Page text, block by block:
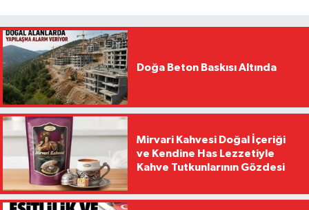
Doğa Beton Baskısı Altında
Mirvari Kahvesi Doğal İçeriği
ve Kendine Has Lezzetiyle
Kahve Tutkunlarının Gözdesi